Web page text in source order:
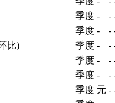
季度 - -
季度 - -
比)
季度 - -
季度 - -
季度 - -
季度 元 -